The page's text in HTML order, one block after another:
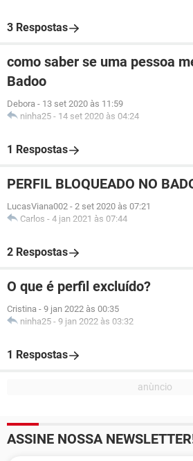
3 Respostas
como saber se uma pessoa
Badoo
Debora - 13 set 2020 às 11:59
ninha25 - 14 set 2020 às 04:24
1 Respostas
PERFIL BLOQUEADO NO
LucasViana002 - 2 set 2020 às 07:21
Carlos - 4 jan 2021 às 07:44
2 Respostas
O que é perfil excluído?
Cristina - 9 jan 2022 às 00:35
ninha25 - 9 jan 2022 às 03:32
1 Respostas
ASSINE NOSSA